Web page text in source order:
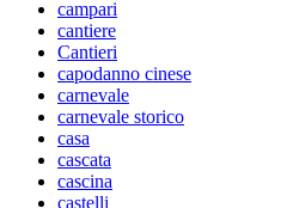
campari
cantiere
Cantieri
capodanno cinese
carnevale
carnevale storico
casa
cascata
cascina
castelli